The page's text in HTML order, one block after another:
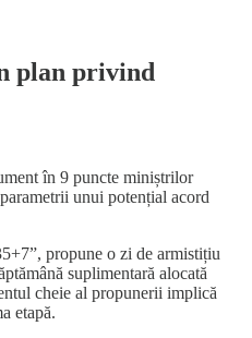
plan privind
în 9 puncte miniștrilor
unui potențial acord
propune o zi de armistițiu
suplimentară alocată
cheie al propunerii implică
etapă.